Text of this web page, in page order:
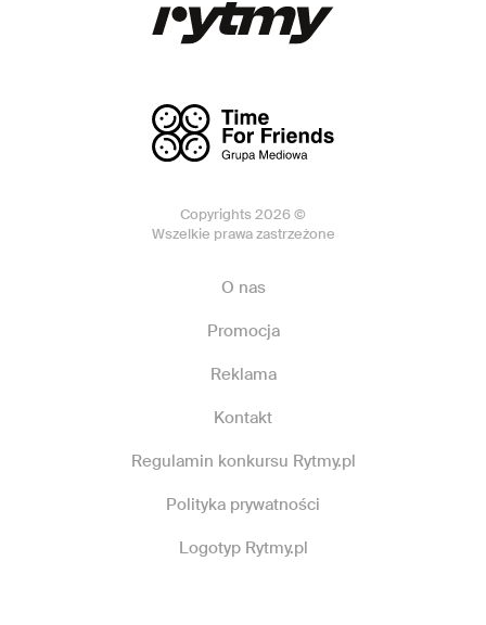
Copyrights 2026 ©
Wszelkie prawa zastrzeżone
O nas
Promocja
Reklama
Kontakt
Regulamin konkursu Rytmy.pl
Polityka prywatności
Logotyp Rytmy.pl